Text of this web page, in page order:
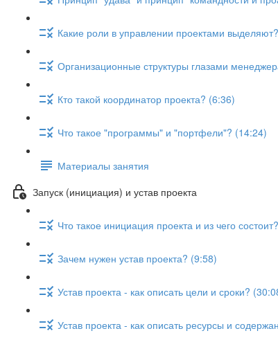
Какие роли в управлении проектами
Организационные структуры глазами
Кто такой координатор проекта? (6:36)
Что такое "программы" и "портфели"? (14:24)
Материалы занятия
Запуск (инициация) и устав проекта
Что такое инициация проекта и из чего
Зачем нужен устав проекта? (9:58)
Устав проекта - как описать цели и сроки?
Устав проекта - как описать ресурсы и